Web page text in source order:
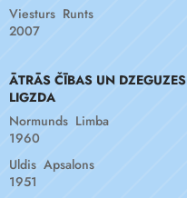
Viesturs Runts
2007
ĀTRĀS ČĪBAS UN DZEGUZES
LIGZDA
Normunds Limba
1960
Uldis Apsalons
1951